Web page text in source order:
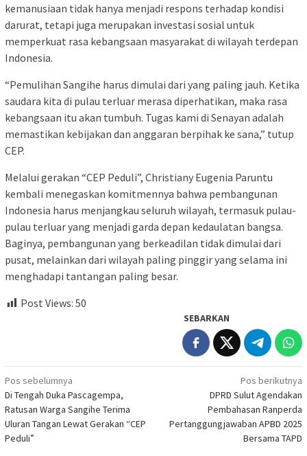
kemanusiaan tidak hanya menjadi respons terhadap kondisi
darurat, tetapi juga merupakan investasi sosial untuk
memperkuat rasa kebangsaan masyarakat di wilayah terdepan
Indonesia.
“Pemulihan Sangihe harus dimulai dari yang paling jauh. Ketika
saudara kita di pulau terluar merasa diperhatikan, maka rasa
kebangsaan itu akan tumbuh. Tugas kami di Senayan adalah
memastikan kebijakan dan anggaran berpihak ke sana,” tutup
CEP.
Melalui gerakan “CEP Peduli”, Christiany Eugenia Paruntu
kembali menegaskan komitmennya bahwa pembangunan
Indonesia harus menjangkau seluruh wilayah, termasuk pulau-
pulau terluar yang menjadi garda depan kedaulatan bangsa.
Baginya, pembangunan yang berkeadilan tidak dimulai dari
pusat, melainkan dari wilayah paling pinggir yang selama ini
menghadapi tantangan paling besar.
Post Views: 50
SEBARKAN
Navigasi
pos
Pos sebelumnya
Di Tengah Duka Pascagempa,
Ratusan Warga Sangihe Terima
Uluran Tangan Lewat Gerakan “CEP
Peduli”
Pos berikutnya
DPRD Sulut Agendakan
Pembahasan Ranperda
Pertanggungjawaban APBD 2025
Bersama TAPD